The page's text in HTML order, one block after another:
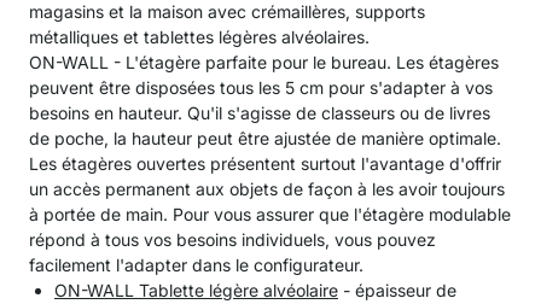
magasins et la maison avec crémaillères, supports
métalliques et tablettes légères alvéolaires.
ON-WALL - L'étagère parfaite pour le bureau. Les étagères
peuvent être disposées tous les 5 cm pour s'adapter à vos
besoins en hauteur. Qu'il s'agisse de classeurs ou de livres
de poche, la hauteur peut être ajustée de manière optimale.
Les étagères ouvertes présentent surtout l'avantage d'offrir
un accès permanent aux objets de façon à les avoir toujours
à portée de main. Pour vous assurer que l'étagère modulable
répond à tous vos besoins individuels, vous pouvez
facilement l'adapter dans le configurateur.
ON-WALL Tablette légère alvéolaire - épaisseur de